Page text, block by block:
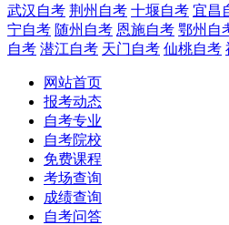
武汉自考 荆州自考 十堰自考 宜昌
宁自考 随州自考 恩施自考 鄂州自
自考 潜江自考 天门自考 仙桃自考
网站首页
报考动态
自考专业
自考院校
免费课程
考场查询
成绩查询
自考问答